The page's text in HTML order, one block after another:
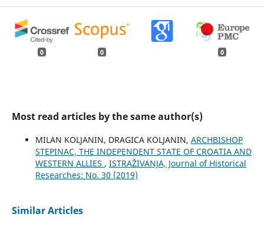
0 0 0
Most read articles by the same author(s)
MILAN KOLJANIN, DRAGICA KOLJANIN, ARCHBISHOP
STEPINAC, THE INDEPENDENT STATE OF CROATIA AND
WESTERN ALLIES , ISTRAŽIVANJA, Јournal of Historical
Researches: No. 30 (2019)
Similar Articles